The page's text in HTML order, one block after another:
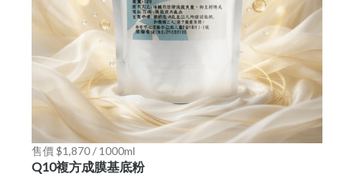
售價 $1,870 / 1000ml
Q10複方成膜基底粉